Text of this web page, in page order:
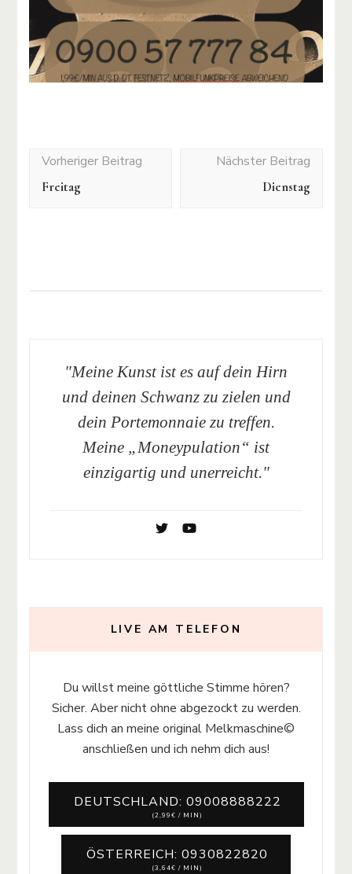
Post
Navigation
Freitag Dienstag
"Meine Kunst ist es auf dein Hirn
und deinen Schwanz zu zielen und
dein Portemonnaie zu treffen.
Meine „Moneypulation“ ist
einzigartig und unerreicht."
LIVE AM TELEFON
Du willst meine göttliche Stimme hören?
Sicher. Aber nicht ohne abgezockt zu werden.
Lass dich an meine original Melkmaschine©
anschließen und ich nehm dich aus!
DEUTSCHLAND: 09008888222
(2,99€ / MIN)
ÖSTERREICH: 0930822820
(3,64€ / MIN)